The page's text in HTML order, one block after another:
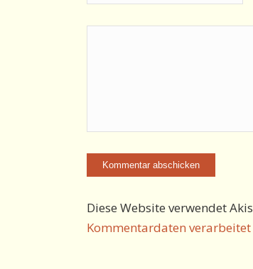
Diese Website verwendet
Kommentardaten verarbeitet